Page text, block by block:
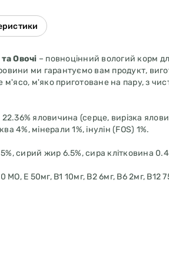
Овочі – повноцінний вологий корм
ми гарантуємо вам продукт,
м'ясо, м'яко приготоване на пару, з
яловичина (серце, вирізка
4%, мінерали 1%, інулін (FOS) 1%.
сирий жир 6.5%, сира клітковина
МО, Е 50мг, В1 10мг, В2 6мг, В6 2мг, В12
йодид кальцію, безводний) 0.75мг.